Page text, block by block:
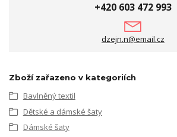
+420 603 472 993
dzejn.n@email.cz
Zboží zařazeno v kategoriích
Bavlněný textil
Dětské a dámské šaty
Dámské šaty